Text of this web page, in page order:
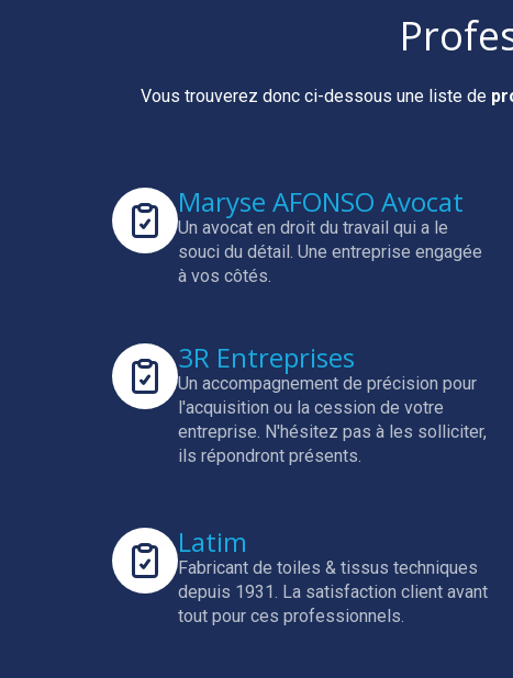
Vous trouverez donc ci-dessous une liste de
Maryse AFONSO Avocat
Un avocat en droit du travail qui a le
souci du détail. Une entreprise engagée
à vos côtés.
3R Entreprises
Un accompagnement de précision pour
l'acquisition ou la cession de votre
entreprise. N'hésitez pas à les solliciter,
ils répondront présents.
Latim
Fabricant de toiles & tissus techniques
depuis 1931. La satisfaction client avant
tout pour ces professionnels.